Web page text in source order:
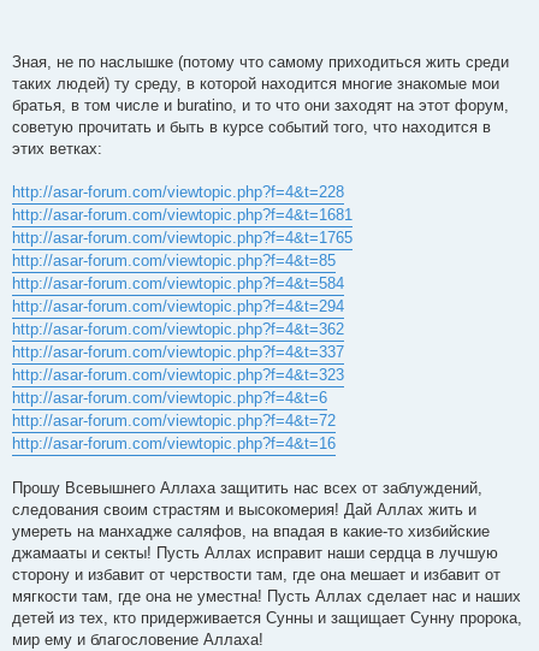
Зная, не по наслышке (потому что самому приходиться жить среди
таких людей) ту среду, в которой находится многие знакомые мои
братья, в том числе и buratino, и то что они заходят на этот форум,
советую прочитать и быть в курсе событий того, что находится в
этих ветках:
http://asar-forum.com/viewtopic.php?f=4&t=228
http://asar-forum.com/viewtopic.php?f=4&t=1681
http://asar-forum.com/viewtopic.php?f=4&t=1765
http://asar-forum.com/viewtopic.php?f=4&t=85
http://asar-forum.com/viewtopic.php?f=4&t=584
http://asar-forum.com/viewtopic.php?f=4&t=294
http://asar-forum.com/viewtopic.php?f=4&t=362
http://asar-forum.com/viewtopic.php?f=4&t=337
http://asar-forum.com/viewtopic.php?f=4&t=323
http://asar-forum.com/viewtopic.php?f=4&t=6
http://asar-forum.com/viewtopic.php?f=4&t=72
http://asar-forum.com/viewtopic.php?f=4&t=16
Прошу Всевышнего Аллаха защитить нас всех от заблуждений,
следования своим страстям и высокомерия! Дай Аллах жить и
умереть на манхадже саляфов, на впадая в какие-то хизбийские
джамааты и секты! Пусть Аллах исправит наши сердца в лучшую
сторону и избавит от черствости там, где она мешает и избавит от
мягкости там, где она не уместна! Пусть Аллах сделает нас и наших
детей из тех, кто придерживается Сунны и защищает Сунну пророка,
мир ему и благословение Аллаха!